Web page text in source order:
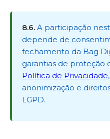
8.6. A participação
depende de
fechamento da Bag
garantias de proteção
Política de Privacidade
anonimização e
LGPD.